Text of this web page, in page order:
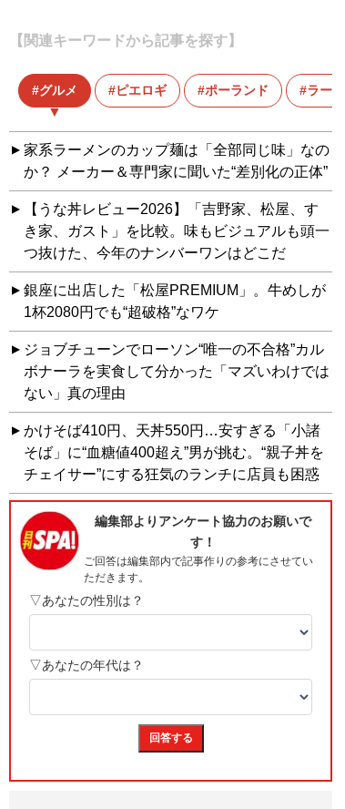
【関連キーワードから記事を探す】
グルメ ピエロギ ポーランド ラーメ
家系ラーメンのカップ麺は「全部同じ味」なの
か？ メーカー＆専門家に聞いた“差別化の正体”
【うな丼レビュー2026】「吉野家、松屋、す
き家、ガスト」を比較。味もビジュアルも頭一
つ抜けた、今年のナンバーワンはどこだ
銀座に出店した「松屋PREMIUM」。牛めしが
1杯2080円でも“超破格”なワケ
ジョブチューンでローソン“唯一の不合格”カル
ボナーラを実食して分かった「マズいわけでは
ない」真の理由
かけそば410円、天丼550円…安すぎる「小諸
そば」に“血糖値400超え”男が挑む。“親子丼を
チェイサー”にする狂気のランチに店員も困惑